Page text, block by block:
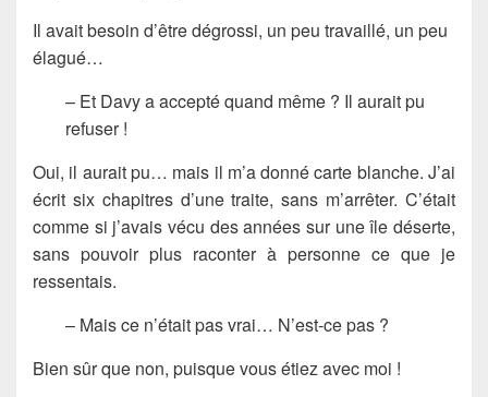
Il avait besoin d’être dégrossi, un peu travaillé, un peu
élagué…
– Et Davy a accepté quand même ? Il aurait pu
refuser !
Oui, il aurait pu… mais il m’a donné carte blanche. J’ai
écrit six chapitres d’une traite, sans m’arrêter. C’était
comme si j’avais vécu des années sur une île déserte,
sans pouvoir plus raconter à personne ce que je
ressentais.
– Mais ce n’était pas vrai… N’est-ce pas ?
Bien sûr que non, puisque vous étiez avec moi !